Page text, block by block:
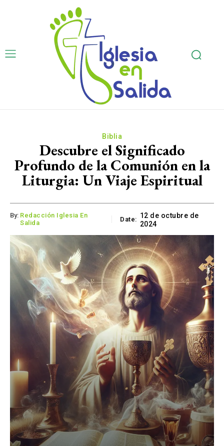
Biblia
Descubre el Significado
Profundo de la Comunión en la
Liturgia: Un Viaje Espiritual
By: Redacción Iglesia En
Salida
Date: 12 de octubre de
2024